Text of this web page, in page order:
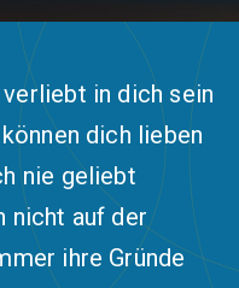
verliebt in dich sein
dich lieben
nie geliebt
nicht auf der
ihre Gründe